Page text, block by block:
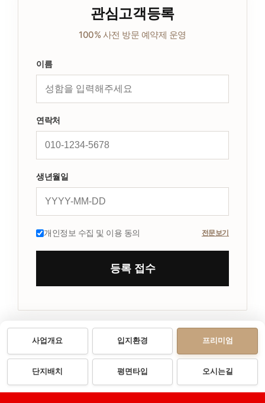
관심고객등록
100% 사전 방문 예약제 운영
이름
연락처
생년월일
개인정보 수집 및 이용 동의 전문보기
등록 접수
사업개요 입지환경 프리미엄
단지배치 평면타입 오시는길